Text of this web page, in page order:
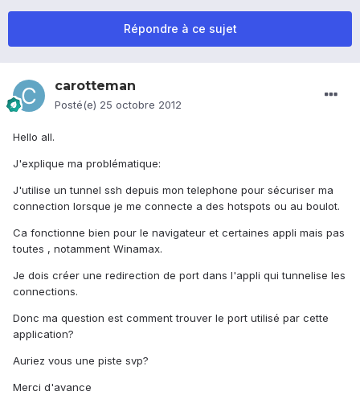
Répondre à ce sujet
carotteman
Posté(e) 25 octobre 2012
Hello all.
J'explique ma problématique:
J'utilise un tunnel ssh depuis mon telephone pour sécuriser ma
connection lorsque je me connecte a des hotspots ou au boulot.
Ca fonctionne bien pour le navigateur et certaines appli mais pas
toutes , notamment Winamax.
Je dois créer une redirection de port dans l'appli qui tunnelise les
connections.
Donc ma question est comment trouver le port utilisé par cette
application?
Auriez vous une piste svp?
Merci d'avance